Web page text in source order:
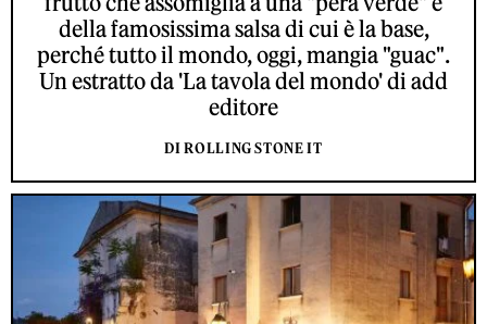
della famosissima salsa di cui è la base,
perché tutto il mondo, oggi, mangia "guac".
Un estratto da 'La tavola del mondo' di add
editore
DI ROLLING STONE IT